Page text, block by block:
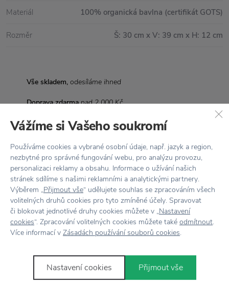
Vše skladem, odesíláme ihned
Doprava zdarmanad 2 000 Kč
Vrácení zbožído 30 dnů
7500+ produktů na výběr
Showroom
Materiál 100% organická bavlna (certifikát GOTS)
Rozměr Š: 30 cm x V: 39 cm x H: 12 cm
Stojí zapozornost
Vážíme si Vašeho soukromí
Používáme cookies a vybrané osobní údaje, např. jazyk a region,
nezbytné pro správné fungování webu, pro analýzu provozu,
personalizaci reklamy a obsahu. Informace o užívání našich
stránek sdílíme s našimi reklamními a analytickými partnery.
Výběrem „Přijmout vše“ udělujete souhlas se zpracováním všech
volitelných druhů cookies pro tyto zmíněné účely. Spravovat
či blokovat jednotlivé druhy cookies můžete v „Nastavení
cookies“. Zpracování volitelných cookies můžete také odmítnout.
Více informací v Zásadách používání souborů cookies.
Nastavení cookies Přijmout vše